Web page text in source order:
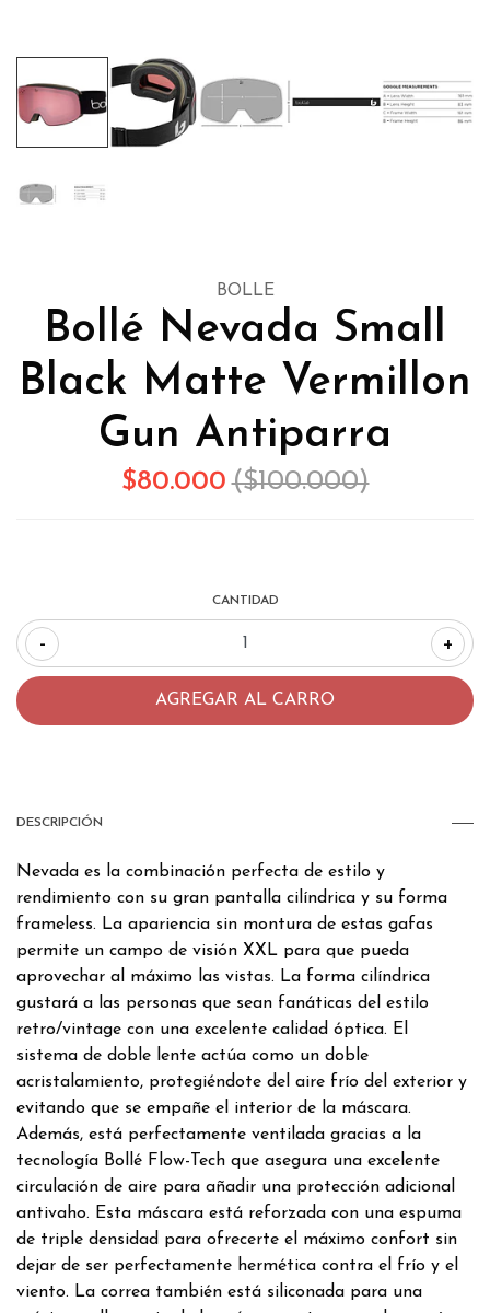
BOLLE
Bollé Nevada Small
Black Matte Vermillon
Gun Antiparra
$80.000 ($100.000)
CANTIDAD
- +
DESCRIPCIÓN
Nevada es la combinación perfecta de estilo y
rendimiento con su gran pantalla cilíndrica y su forma
frameless. La apariencia sin montura de estas gafas
permite un campo de visión XXL para que pueda
aprovechar al máximo las vistas. La forma cilíndrica
gustará a las personas que sean fanáticas del estilo
retro/vintage con una excelente calidad óptica. El
sistema de doble lente actúa como un doble
acristalamiento, protegiéndote del aire frío del exterior y
evitando que se empañe el interior de la máscara.
Además, está perfectamente ventilada gracias a la
tecnología Bollé Flow-Tech que asegura una excelente
circulación de aire para añadir una protección adicional
antivaho. Esta máscara está reforzada con una espuma
de triple densidad para ofrecerte el máximo confort sin
dejar de ser perfectamente hermética contra el frío y el
viento. La correa también está siliconada para una